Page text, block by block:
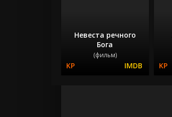
Невеста речного
Бога
(фильм)